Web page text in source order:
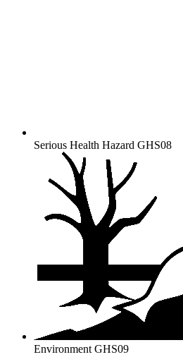
Serious Health Hazard GHS08
Environment GHS09